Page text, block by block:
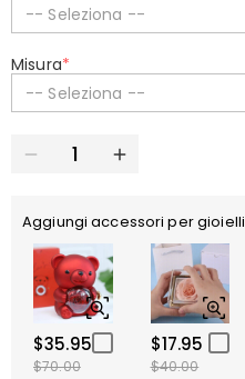
-- Seleziona --
Misura*
-- Seleziona --
Aggiungi accessori per gioielli
$35.95
$70.00
$17.95
$40.00